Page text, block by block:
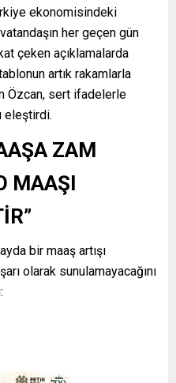
ekonomisindeki
her geçen gün
çeken açıklamalarda
artık rakamlarla
Özcan, sert ifadelerle
eleştirdi.
ZAM
MAAŞI
bir maaş artışı
olarak sunulamayacağını